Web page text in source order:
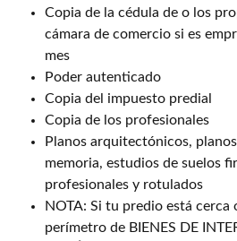
Copia de la cédula de o los
cámara de comercio si es
mes
Poder autenticado
Copia del impuesto predial
Copia de los profesionales
Planos arquitectónicos,
memoria, estudios de suelos
profesionales y rotulados
NOTA: Si tu predio está cerca
perímetro de BIENES DE